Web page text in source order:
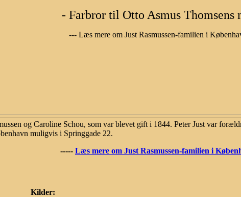
- Farbror til Otto Asmus Thomsens
--- Læs mere om Just Rasmussen-familien i
og Caroline Schou, som var blevet gift i 1844. Peter Just var
muligvis i Springgade 22.
----- Læs mere om Just Rasmussen-familien i
Kilder: